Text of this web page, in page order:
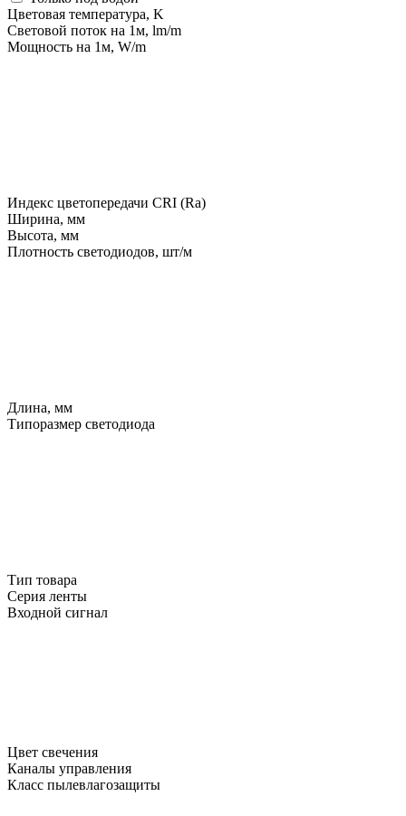
Цветовая температура, K
Световой поток на 1м, lm/m
Мощность на 1м, W/m
Индекс цветопередачи CRI (Ra)
Ширина, мм
Высота, мм
Плотность светодиодов, шт/м
Длина, мм
Типоразмер светодиода
Тип товара
Серия ленты
Входной сигнал
Цвет свечения
Каналы управления
Класс пылевлагозащиты